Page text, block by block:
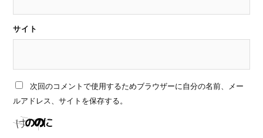
サイト
次回のコメントで使用するためブラウザーに自分の名前、メー
ルアドレス、サイトを保存する。